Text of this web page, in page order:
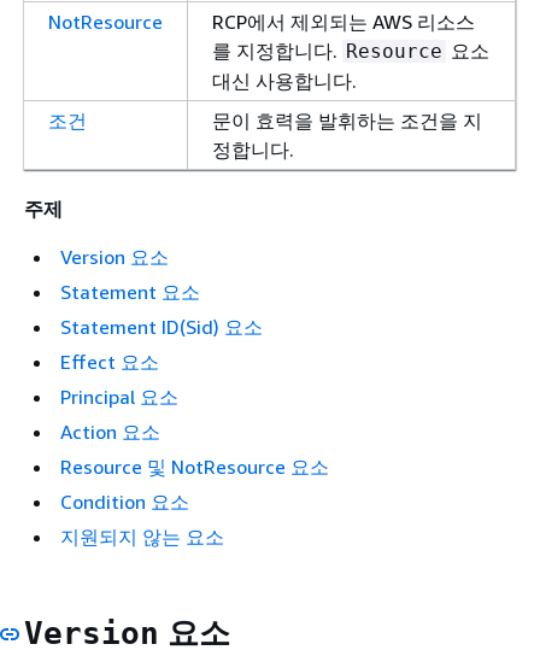
NotResource
RCP에서 제외되는 AWS 리소스
를 지정합니다. Resource 요소
대신 사용합니다.
조건
문이 효력을 발휘하는 조건을 지
정합니다.
주제
Version 요소
Statement 요소
Statement ID(Sid) 요소
Effect 요소
Principal 요소
Action 요소
Resource 및 NotResource 요소
Condition 요소
지원되지 않는 요소
Version 요소